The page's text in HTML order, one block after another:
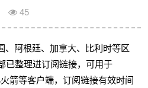
45
、阿根廷、加拿大、比利时等区
已整理进订阅链接，可用于
箭等客户端，订阅链接有效时间